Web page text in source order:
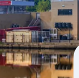
Devolución